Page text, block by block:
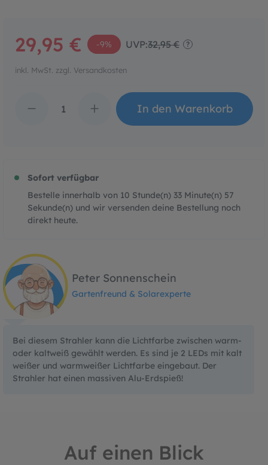
29,95 € -9% UVP:32,95 € ?
inkl. MwSt. zzgl. Versandkosten
Produkt Anzahl: Gib
In den Warenkorb
Sofort verfügbar
Bestelle innerhalb von 10 Stunde(n) 33 Minute(n) 56
Sekunde(n) und wir versenden deine Bestellung noch
direkt heute.
Peter Sonnenschein
Gartenfreund & Solarexperte
Bei diesem Strahler kann die Lichtfarbe zwischen warm-
oder kaltweiß gewählt werden. Es sind je 2 LEDs mit kalt
weißer und warmweißer Lichtfarbe eingebaut. Der
Strahler hat einen massiven Alu-Erdspieß!
Auf einen Blick